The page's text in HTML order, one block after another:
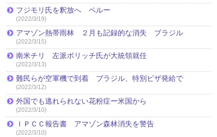
フジモリ氏を釈放へ ペルー
(2022/3/19)
アマゾン熱帯雨林 ２月も記録的な消失 ブラジル
(2022/3/15)
南米チリ 左派ボリッチ氏が大統領就任
(2022/3/13)
難民らが空軍機で到着 ブラジル、特別ビザ発給で
(2022/3/12)
外国でも逃れられない花粉症ー米国から
(2022/3/10)
ＩＰＣＣ報告書 アマゾン森林消失を警告
(2022/3/10)